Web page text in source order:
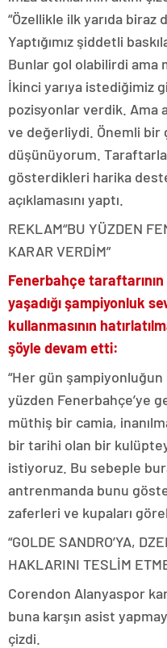
“Özellikle ilk yarıda biraz
Yaptığımız şiddetli
Bunlar gol olabilirdi ama
İkinci yarıya istediğimiz
pozisyonlar verdik. Ama
ve değerliydi. Önemli bir
düşünüyorum.
gösterdikleri harika
açıklamasını yaptı.
REKLAM“BU YÜZDEN
KARAR VERDİM”
Fenerbahçe
yaşadığı şampiyonluk
kullanmasının
şöyle devam etti:
“Her gün
yüzden Fenerbahçe’ye
müthiş bir camia,
bir tarihi olan bir
istiyoruz. Bu sebeple
antrenmanda bunu
zaferleri ve kupaları
“GOLDE SANDRO’YA,
HAKLARINI TESLİM
Corendon Alanyaspor
buna karşın asist
çizdi.